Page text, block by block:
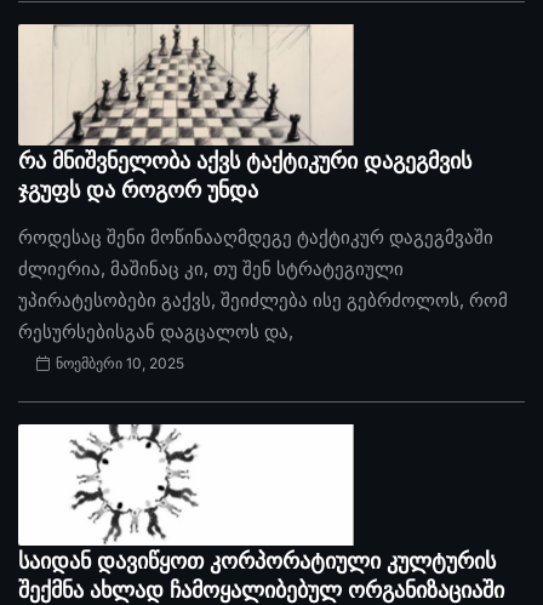
რა მნიშვნელობა აქვს ტაქტიკური დაგეგმვის
ჯგუფს და როგორ უნდა
როდესაც შენი მოწინააღმდეგე ტაქტიკურ დაგეგმვაში
ძლიერია, მაშინაც კი, თუ შენ სტრატეგიული
უპირატესობები გაქვს, შეიძლება ისე გებრძოლოს, რომ
რესურსებისგან დაგცალოს და,
ნოემბერი 10, 2025
საიდან დავიწყოთ კორპორატიული კულტურის
შექმნა ახლად ჩამოყალიბებულ ორგანიზაციაში